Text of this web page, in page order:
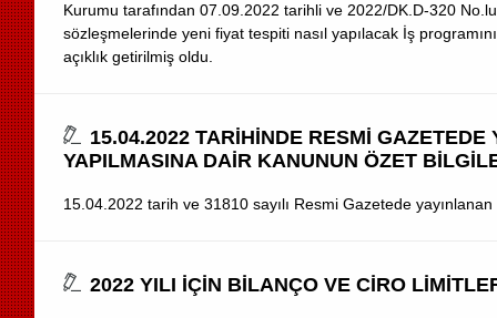
Kurumu tarafından 07.09.2022 tarihli ve 2022/DK.D-320
sözleşmelerinde yeni fiyat tespiti nasıl yapılacak İş
açıklık getirilmiş oldu.
15.04.2022 TARİHİNDE RESMİ
YAPILMASINA DAİR KANUNUN ÖZET
15.04.2022 tarih ve 31810 sayılı Resmi Gazetede
2022 YILI İÇİN BİLANÇO VE CİRO